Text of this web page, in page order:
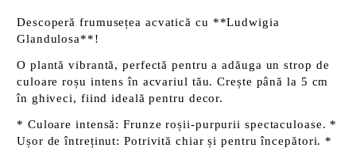
Descoperă frumusețea acvatică cu **Ludwigia
Glandulosa**!
O plantă vibrantă, perfectă pentru a adăuga un strop de
culoare roșu intens în acvariul tău. Crește până la 5 cm
în ghiveci, fiind ideală pentru decor.
* Culoare intensă: Frunze roșii-purpurii spectaculoase. *
Ușor de întreținut: Potrivită chiar și pentru începători. *